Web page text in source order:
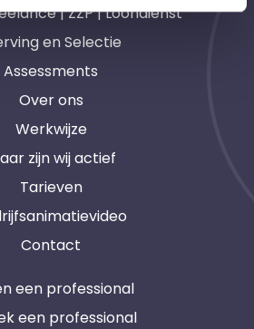
| ZZP | Loondienst
en Selectie
Assessments
Over ons
Werkwijze
zijn wij actief
Tarieven
Contact
een professional
een professional